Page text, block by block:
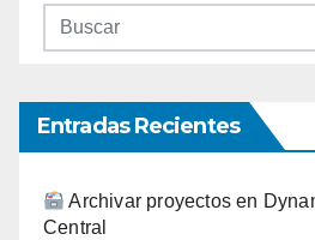
Entradas Recientes
Archivar proyectos en
Central